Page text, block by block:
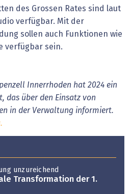
des Grossen Rates sind laut
verfügbar. Mit der
sollen auch Funktionen wie
verfügbar sein.
Innerrhoden hat 2024 ein
das über den Einsatz von
in der Verwaltung informiert.
unzureichend
Transformation der 1.